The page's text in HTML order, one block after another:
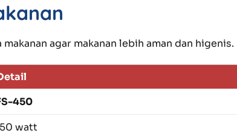
agar makanan lebih aman dan higenis.
450
watt